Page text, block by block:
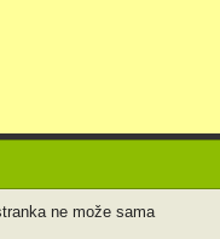
ne može sama